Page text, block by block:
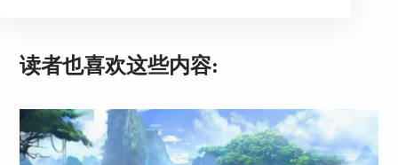
读者也喜欢这些内容: